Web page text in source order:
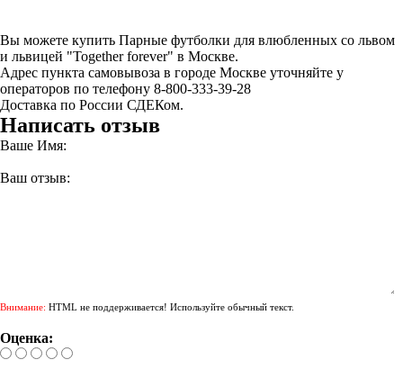
Вы можете купить Парные футболки для влюбленных со львом
и львицей "Together forever" в Москве.
Адрес пункта самовывоза в городе Москве уточняйте у
операторов по телефону 8-800-333-39-28
Доставка по России СДЕКом.
Написать отзыв
Ваше Имя:
Ваш отзыв:
Внимание: HTML не поддерживается! Используйте обычный текст.
Оценка: